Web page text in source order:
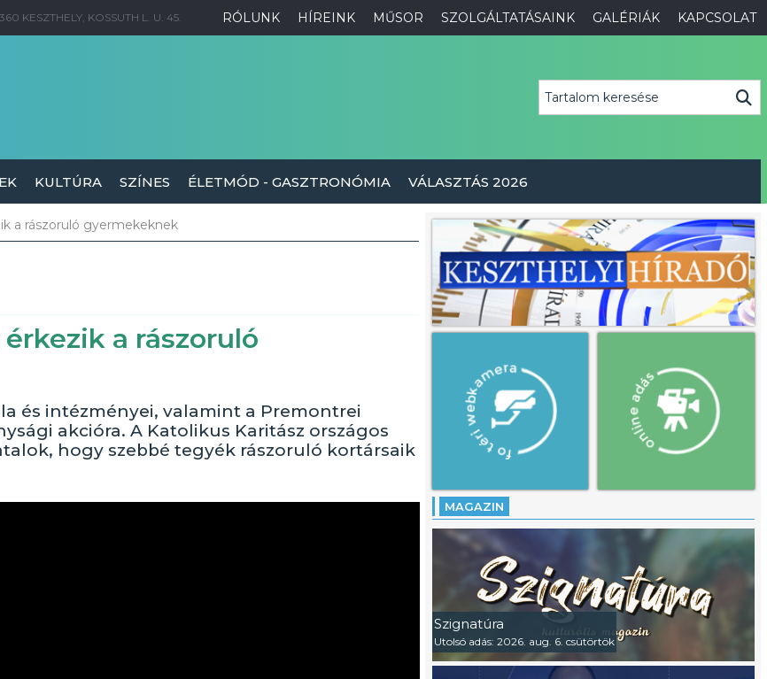
RÓLUNK HÍREINK MŰSOR SZOLGÁLTATÁSAINK GALÉRIÁK KAPCSOLAT
KESZTHELY, KOSSUTH L. U. 45.
KULTÚRA SZÍNES ÉLETMÓD - GASZTRONÓMIA VÁLASZTÁS 2026
a rászoruló gyermekeknek
a rászoruló
és intézményei, valamint a Premontrei
akcióra. A Katolikus Karitász országos
hogy szebbé tegyék rászoruló kortársaik
MAGAZIN
Szignatúra
Utolsó adás: 2026. aug. 6. csütörtök